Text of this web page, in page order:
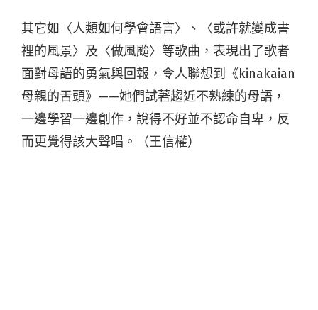
其它如〈人類如何學會語言〉、〈或許就變成書
裡的風景〉及〈做風颱〉等歌曲，表現出了歌者
面對母語的勇氣與回報，令人聯想到《kinakaian
母親的舌頭》——她們試著趨近不熟練的母語，
一邊學習一邊創作，說得不好並不認命自卑，反
而更覺得該大聲唱。（王信權）